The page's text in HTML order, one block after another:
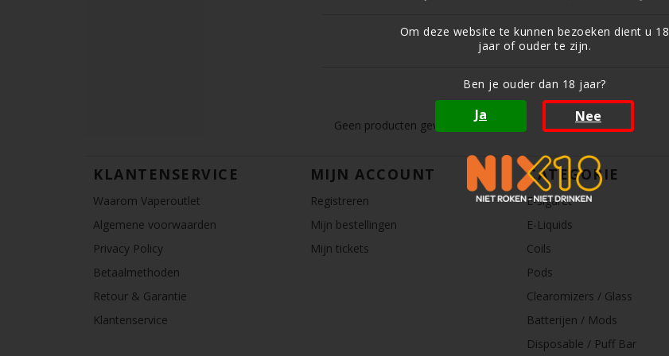
Om deze website te kunnen bezoeken dient u 18
jaar of ouder te zijn.
Ben je ouder dan 18 jaar?
Ja Nee
Geen producten gevonden!...
KLANTENSERVICE
Waarom Vaperoutlet
Algemene voorwaarden
Privacy Policy
Betaalmethoden
Retour & Garantie
Klantenservice
MIJN ACCOUNT
Registreren
Mijn bestellingen
Mijn tickets
CATEGORIE
E-sigaret
E-Liquids
Coils
Pods
Clearomizers / Glass
Batterijen / Mods
Disposable / Puff Bar